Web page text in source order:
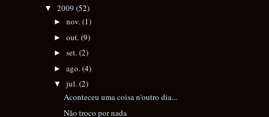
▼ 2009 (52)
►nov.(1)
►out.(9)
►set.(2)
►ago.(4)
▼jul.(2)
Aconteceu uma coisa n'outro dia...
Não troco por nada